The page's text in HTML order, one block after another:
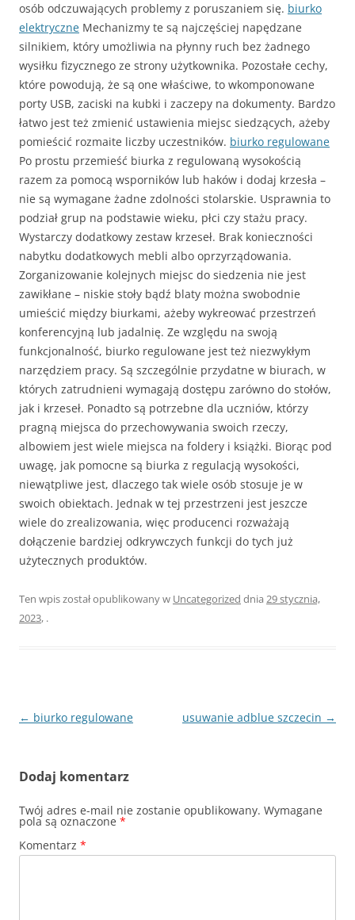
osób odczuwających problemy z poruszaniem się. biurko
elektryczne Mechanizmy te są najczęściej napędzane
silnikiem, który umożliwia na płynny ruch bez żadnego
wysiłku fizycznego ze strony użytkownika. Pozostałe cechy,
które powodują, że są one właściwe, to wkomponowane
porty USB, zaciski na kubki i zaczepy na dokumenty. Bardzo
łatwo jest też zmienić ustawienia miejsc siedzących, ażeby
pomieścić rozmaite liczby uczestników. biurko regulowane
Po prostu przemieść biurka z regulowaną wysokością
razem za pomocą wsporników lub haków i dodaj krzesła –
nie są wymagane żadne zdolności stolarskie. Usprawnia to
podział grup na podstawie wieku, płci czy stażu pracy.
Wystarczy dodatkowy zestaw krzeseł. Brak konieczności
nabytku dodatkowych mebli albo oprzyrządowania.
Zorganizowanie kolejnych miejsc do siedzenia nie jest
zawikłane – niskie stoły bądź blaty można swobodnie
umieścić między biurkami, ażeby wykreować przestrzeń
konferencyjną lub jadalnię. Ze względu na swoją
funkcjonalność, biurko regulowane jest też niezwykłym
narzędziem pracy. Są szczególnie przydatne w biurach, w
których zatrudnieni wymagają dostępu zarówno do stołów,
jak i krzeseł. Ponadto są potrzebne dla uczniów, którzy
pragną miejsca do przechowywania swoich rzeczy,
albowiem jest wiele miejsca na foldery i książki. Biorąc pod
uwagę, jak pomocne są biurka z regulacją wysokości,
niewątpliwe jest, dlaczego tak wiele osób stosuje je w
swoich obiektach. Jednak w tej przestrzeni jest jeszcze
wiele do zrealizowania, więc producenci rozważają
dołączenie bardziej odkrywczych funkcji do tych już
użytecznych produktów.
Ten wpis został opublikowany w Uncategorized dnia 29 stycznia,
2023, .
Nawigacja
← biurko regulowane usuwanie adblue szczecin →
Dodaj komentarz
Twój adres e-mail nie zostanie opublikowany. Wymagane
pola są oznaczone *
Komentarz *